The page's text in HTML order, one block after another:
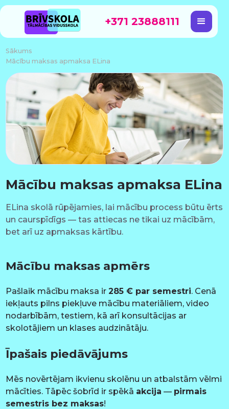
+371 23888111
Sākums
Mācību maksas apmaksa ELina
Mācību maksas apmaksa ELina
ELina skolā rūpējamies, lai mācību process būtu ērts
un caurspīdīgs — tas attiecas ne tikai uz mācībām,
bet arī uz apmaksas kārtību.
Mācību maksas apmērs
Pašlaik mācību maksa ir285 € par semestri. Cenā
iekļauts pilns piekļuve mācību materiāliem, video
nodarbībām, testiem, kā arī konsultācijas ar
skolotājiem un klases audzinātāju.
Īpašais piedāvājums
Mēs novērtējam ikvienu skolēnu un atbalstām vēlmi
mācīties. Tāpēc šobrīd ir spēkā akcija — pirmais
semestris bez maksas!